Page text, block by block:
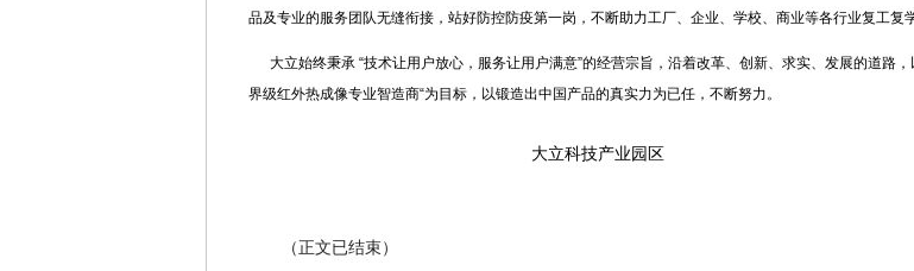
品及专业的服务团队无缝衔接，站好防控防疫第一岗，不断助力工厂、企业、学校、商业等各行业复工复学
大立始终秉承 “技术让用户放心，服务让用户满意”的经营宗旨，沿着改革、创新、求实、发展的道路，
界级红外热成像专业智造商“为目标，以锻造出中国产品的真实力为已任，不断努力。
大立科技产业园区
（正文已结束）